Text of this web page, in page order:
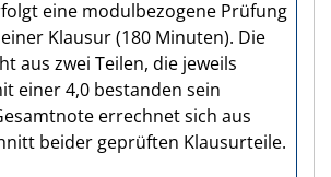
eine modulbezogene Prüfung
Klausur (180 Minuten). Die
aus zwei Teilen, die jeweils
einer 4,0 bestanden sein
errechnet sich aus
beider geprüften Klausurteile.